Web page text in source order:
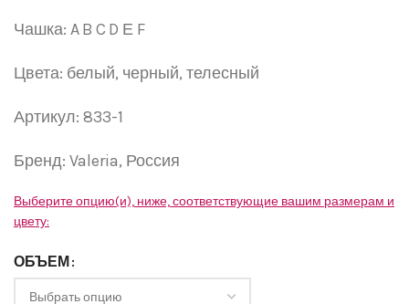
Чашка: AB C D Е F
Цвета: белый, черный, телесный
Артикул: 833-1
Бренд: Valeria, Россия
Выберите опцию(и), ниже, соответствующие вашим размерам и
цвету:
ОБЪЕМ